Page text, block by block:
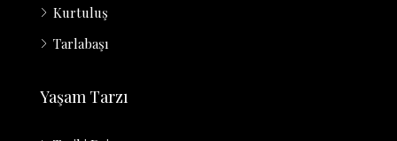
Kurtuluş
Tarlabaşı
Yaşam Tarzı